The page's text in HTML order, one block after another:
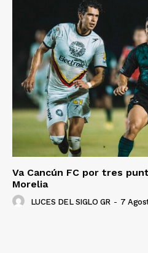
Del
Va Cancún FC por tres
Morelia
LUCES DEL SIGLO GR - 7